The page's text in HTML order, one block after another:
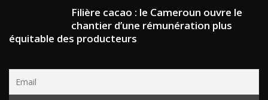
Filière cacao : le Cameroun ouvre le
chantier d’une rémunération plus
équitable des producteurs